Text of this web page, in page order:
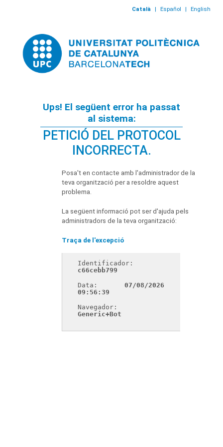
Català | Español | English
Ups! El següent error ha passat
al sistema:
PETICIÓ DEL PROTOCOL
INCORRECTA.
Posa't en contacte amb l'administrador de la
teva organització per a resoldre aquest
problema.
La següent informació pot ser d'ajuda pels
administradors de la teva organització:
Traça de l'excepció
c66cebb799
Data:
07/08/2026
09:56:39
Generic+Bot